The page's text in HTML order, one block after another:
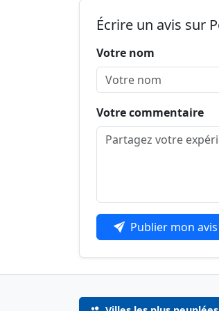
Écrire un avis sur
Votre nom
Votre commentaire
Publier mon avis